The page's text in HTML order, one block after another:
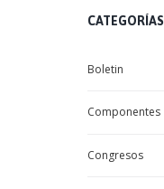
CATEGORÍAS
Boletin
Componentes
Congresos